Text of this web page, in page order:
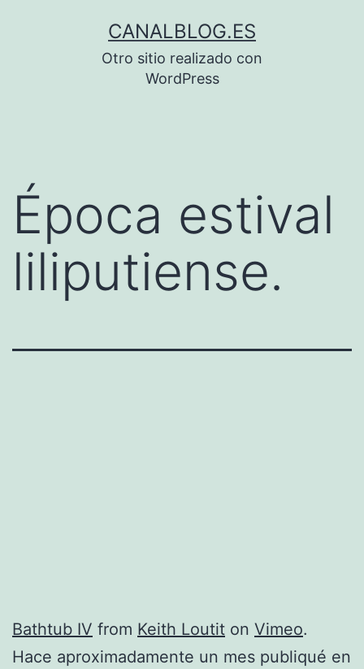
CANALBLOG.ES
Otro sitio realizado con
WordPress
Época estival
liliputiense.
Bathtub IV from Keith Loutit on Vimeo.
Hace aproximadamente un mes publiqué en